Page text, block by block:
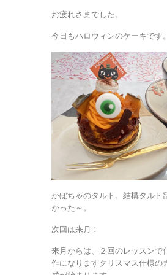
お疲れさまでした。
今日もハロウィンのケーキです。
かぼちゃのタルト。結構タルト
かった～。
次回は来月！
来月からは、２回のレッスンで
作になりますクリスマス仕様の